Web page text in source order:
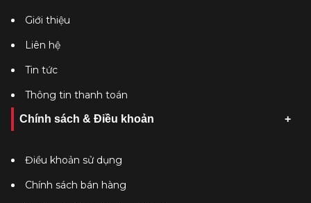
Giới thiệu
Liên hệ
Tin tức
Thông tin thanh toán
Chính sách & Điều khoản
Điều khoản sử dụng
Chính sách bán hàng